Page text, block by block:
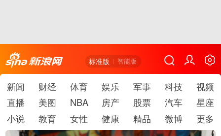
标准版 智能版
新闻 财经 体育 娱乐 军事 科技
视频
直播
美图 NBA 房产 股票 汽车
星座
小说
教育 女性 健康 精品 微博 更多